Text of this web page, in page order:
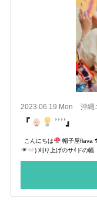
2023.06.19 Mon 沖縄
『 ͗ ͗ ͗ ͗‬‬』
こんにちは 帽子屋flava
) 刈り上げのサｲドの幅